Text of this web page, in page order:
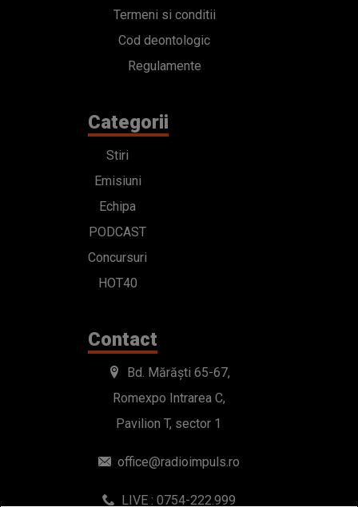
Termeni si conditii
Cod deontologic
Regulamente
Categorii
Stiri
Emisiuni
Echipa
PODCAST
Concursuri
HOT40
Contact
Bd. Mărăști 65-67,
Romexpo Intrarea C,
Pavilion T, sector 1
office@radioimpuls.ro
LIVE : 0754-222.999